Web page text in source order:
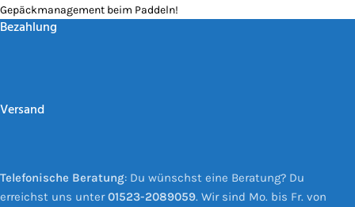
Gepäckmanagement beim Paddeln!
Bezahlung
Versand
Telefonische Beratung: Du wünschst eine Beratung? Du
erreichst uns unter01523-2089059. Wir sind Mo. bis Fr. von